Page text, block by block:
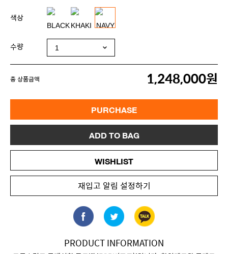
색상
수량
총 상품금액 1,248,000원
PURCHASE
ADD TO BAG
WISHLIST
재입고 알림 설정하기
PRODUCT INFORMATION